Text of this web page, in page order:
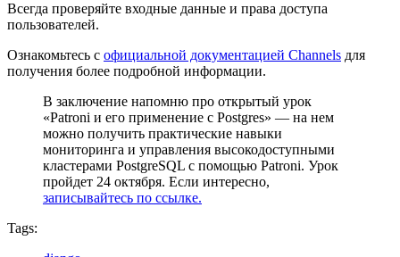
Всегда проверяйте входные данные и права доступа
пользователей.
Ознакомьтесь с официальной документацией Channels для
получения более подробной информации.
В заключение напомню про открытый урок
«Patroni и его применение с Postgres» — на нем
можно получить практические навыки
мониторинга и управления высокодоступными
кластерами PostgreSQL с помощью Patroni. Урок
пройдет 24 октября. Если интересно,
записывайтесь по ссылке.
Tags: